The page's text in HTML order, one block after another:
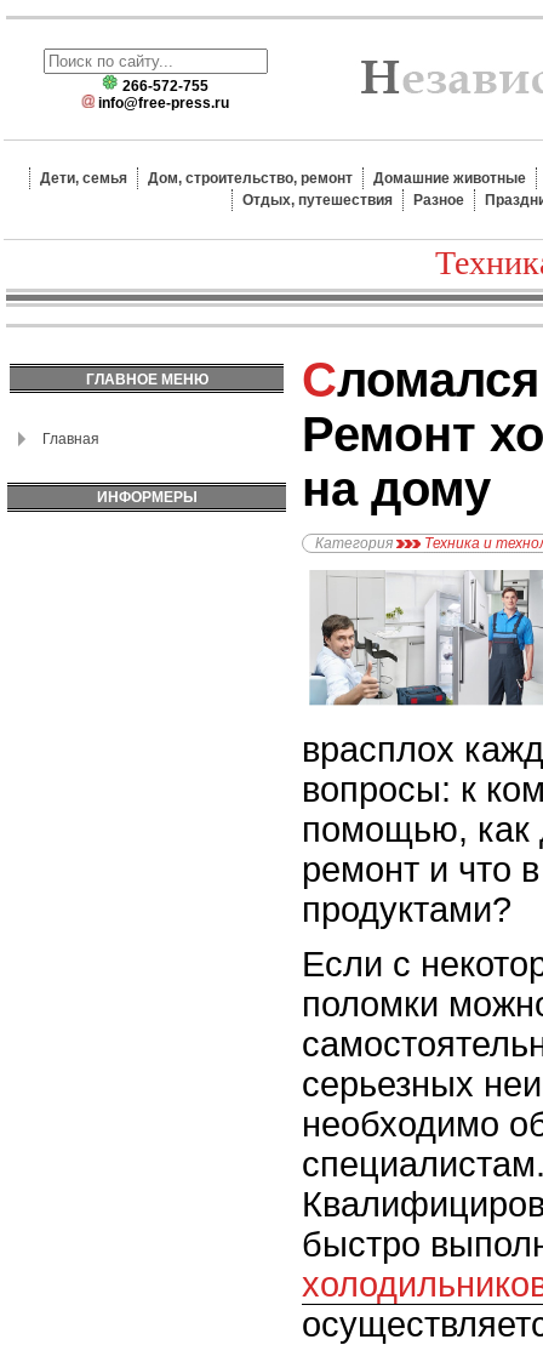
266-572-755
info@free-press.ru
Дети, семья Дом, строительство, ремонт
Домашние животные
Отдых, путешествия
Разное
ГЛАВНОЕ МЕНЮ
Главная
ИНФОРМЕРЫ
Сломался холодильник.
Ремонт
на дому
Категория Техника и
врасплох
вопросы: к
помощью, как
ремонт и что
продуктами?
Если с
поломки
серьезных
необходимо
быстро